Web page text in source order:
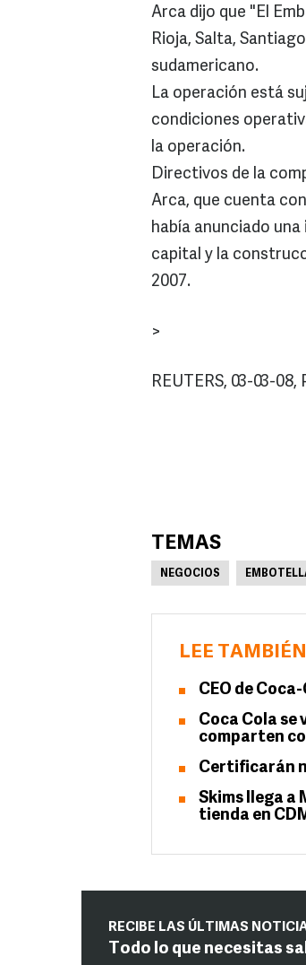
Arca dijo que "El
Rioja, Salta,
sudamericano.
La operación está
condiciones
la operación.
Directivos de la
Arca, que cuenta
había anunciado
capital y la
2007.
>
REUTERS, 03-03-08,
TEMAS
NEGOCIOS
LEE TAMBIÉN
CEO de
Coca Cola se
comparten
Certificarán
Skims llega a
tienda en
RECIBE LAS ÚLTIMAS
Todo lo que necesitas